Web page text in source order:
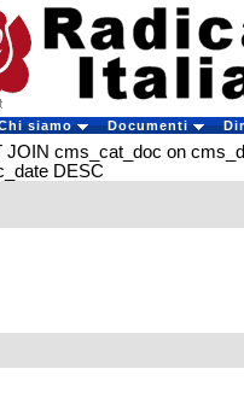
siamo Documenti
cms_cat_doc on
DESC